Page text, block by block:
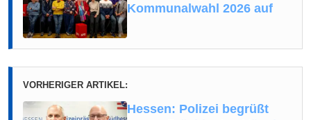
Kommunalwahl 2026 auf
VORHERIGER ARTIKEL:
Hessen: Polizei begrüßt